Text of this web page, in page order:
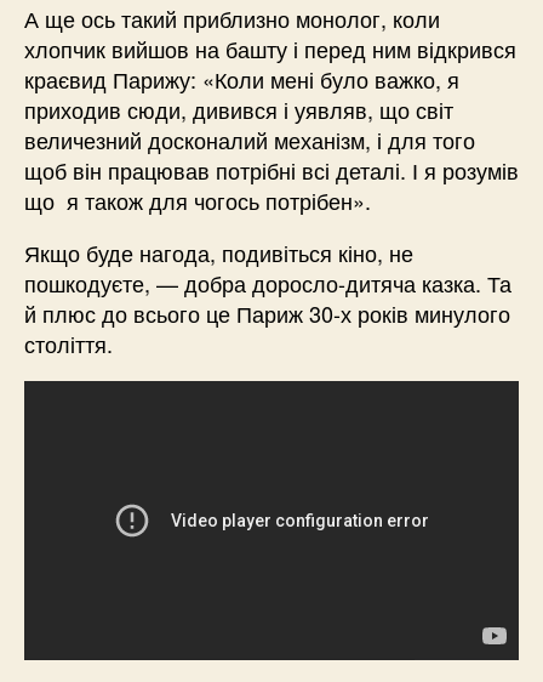
А ще ось такий приблизно монолог, коли
хлопчик вийшов на башту і перед ним відкрився
краєвид Парижу: «Коли мені було важко, я
приходив сюди, дивився і уявляв, що світ
величезний досконалий механізм, і для того
щоб він працював потрібні всі деталі. І я розумів
що я також для чогось потрібен».
Якщо буде нагода, подивіться кіно, не
пошкодуєте, — добра доросло-дитяча казка. Та
й плюс до всього це Париж 30-х років минулого
століття.